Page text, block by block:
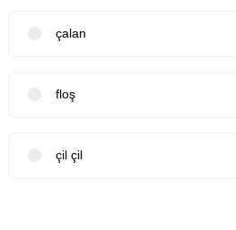
çalan
floş
çil çil